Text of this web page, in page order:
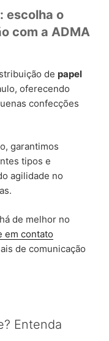
escolha o
com a ADMA
de papel
oferecendo
confecções
garantimos
tipos e
agilidade no
de melhor no
em contato
de comunicação
Entenda